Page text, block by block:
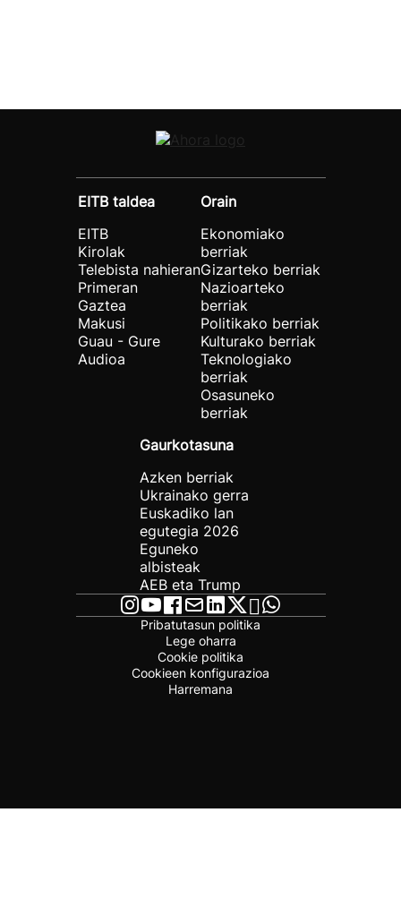
EITB taldea
EITB
Kirolak
Telebista nahieran
Primeran
Gaztea
Makusi
Guau - Gure
Audioa
Orain
Ekonomiako
berriak
Gizarteko berriak
Nazioarteko
berriak
Politikako berriak
Kulturako berriak
Teknologiako
berriak
Osasuneko
berriak
Gaurkotasuna
Azken berriak
Ukrainako gerra
Euskadiko lan
egutegia 2026
Eguneko
albisteak
AEB eta Trump
Pribatutasun politika
Lege oharra
Cookie politika
Cookieen konfigurazioa
Harremana